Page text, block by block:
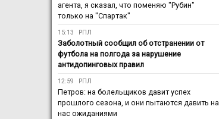
агента, я сказал, что поменяю "Рубин"
только на "Спартак"
15:13 РПЛ
Заболотный сообщил об отстранении от
футбола на полгода за нарушение
антидопинговых правил
12:59 РПЛ
Петров: на болельщиков давит успех
прошлого сезона, и они пытаются давить на
нас ожиданиями